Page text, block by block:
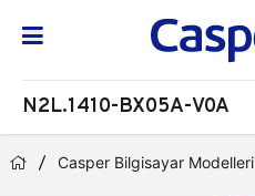
N2L.1410-BX05A-V0A
Casper Bilgisayar Modelleri